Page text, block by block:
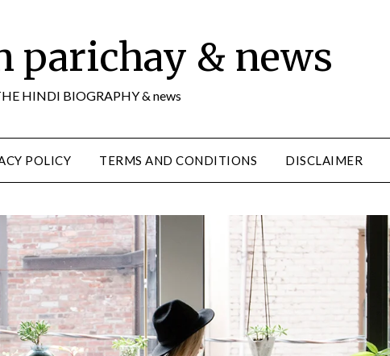
parichay & news
HINDI BIOGRAPHY & news
POLICY TERMS AND CONDITIONS DISCLAIMER